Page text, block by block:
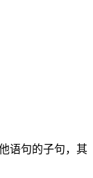
语句的子句，其